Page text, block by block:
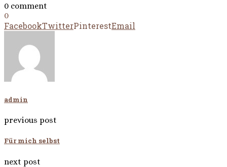
0 comment
0
FacebookTwitterPinterestEmail
admin
previous post
Für mich selbst
next post